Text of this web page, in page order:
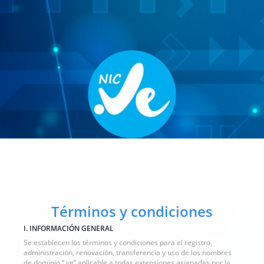
Términos y condiciones
I. INFORMACIÓN GENERAL
Se establecen los términos y condiciones para el registro,
administración, renovación, transferencia y uso de los nombres